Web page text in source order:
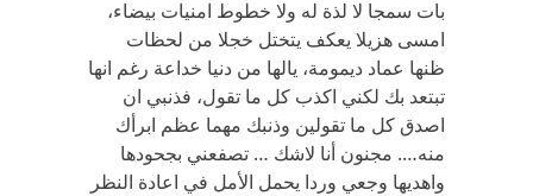
بات سمجا لا لذة له ولا خطوط امنيات بيضاء،
امسى هزيلا يعكف يتختل خجلا من لحظات
ظنها عماد ديمومة، يالها من دنيا خداعة رغم انها
تبتعد بك لكني اكذب كل ما تقول، فذنبي ان
اصدق كل ما تقولين وذنبك مهما عظم ابرأك
منه…. مجنون أنا لاشك … تصفعني بجحودها
واهديها وجعي وردا يحمل الأمل في اعادة النظر